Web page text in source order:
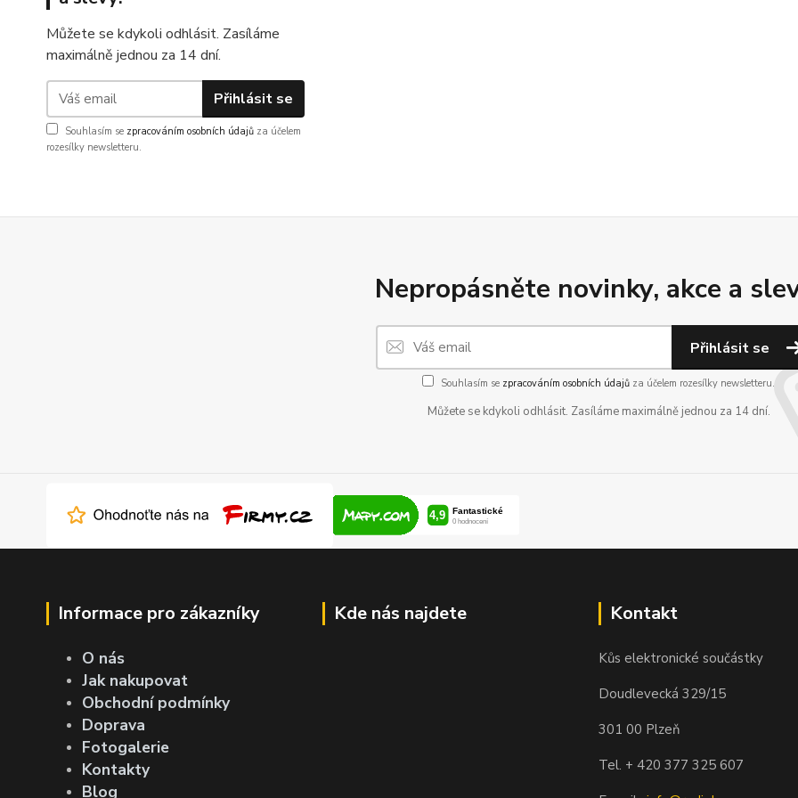
Můžete se kdykoli odhlásit. Zasíláme
maximálně jednou za 14 dní.
Přihlásit se
Souhlasím se zpracováním osobních údajů za účelem
rozesílky newsletteru.
Nepropásněte novinky, akce a
Přihlásit se
Souhlasím se zpracováním osobních údajů za účelem rozesílky newsletteru.
Můžete se kdykoli odhlásit. Zasíláme maximálně jednou za 14 dní.
Informace pro zákazníky
O nás
Jak nakupovat
Obchodní podmínky
Doprava
Fotogalerie
Kontakty
Blog
Kde nás najdete Kontakt
Kůs elektronické součástky
Doudlevecká 329/15
301 00 Plzeň
Tel. + 420 377 325 607